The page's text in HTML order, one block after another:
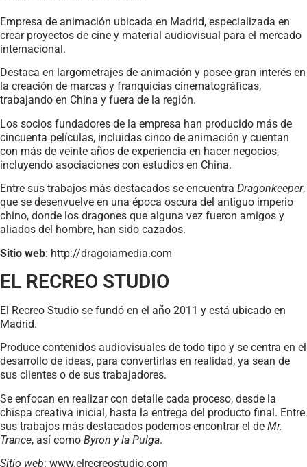
Empresa de animación ubicada en Madrid, especializada en
crear proyectos de cine y material audiovisual para el mercado
internacional.
Destaca en largometrajes de animación y posee gran interés en
la creación de marcas y franquicias cinematográficas,
trabajando en China y fuera de la región.
Los socios fundadores de la empresa han producido más de
cincuenta películas, incluidas cinco de animación y cuentan
con más de veinte años de experiencia en hacer negocios,
incluyendo asociaciones con estudios en China.
Entre sus trabajos más destacados se encuentra Dragonkeeper,
que se desenvuelve en una época oscura del antiguo imperio
chino, donde los dragones que alguna vez fueron amigos y
aliados del hombre, han sido cazados.
Sitio web: http://dragoiamedia.com
EL RECREO STUDIO
El Recreo Studio se fundó en el año 2011 y está ubicado en
Madrid.
Produce contenidos audiovisuales de todo tipo y se centra en el
desarrollo de ideas, para convertirlas en realidad, ya sean de
sus clientes o de sus trabajadores.
Se enfocan en realizar con detalle cada proceso, desde la
chispa creativa inicial, hasta la entrega del producto final. Entre
sus trabajos más destacados podemos encontrar el de Mr.
Trance, así como Byron y la Pulga.
Sitio web: www.elrecreostudio.com